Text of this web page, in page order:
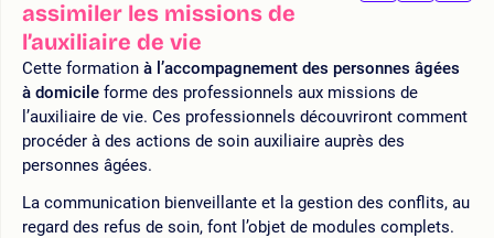
assimiler les missions de
l’auxiliaire de vie
LA
LA
Cette formation à l’accompagnement des personnes âgées
à domicile forme des professionnels aux missions de
l’auxiliaire de vie. Ces professionnels découvriront comment
procéder à des actions de soin auxiliaire auprès des
personnes âgées.
La communication bienveillante et la gestion des conflits, au
regard des refus de soin, font l’objet de modules complets.